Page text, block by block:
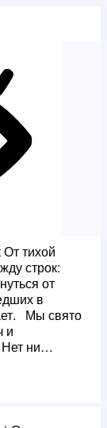
тихой
строк:
от
в
Мы свято
и
Нет ни…